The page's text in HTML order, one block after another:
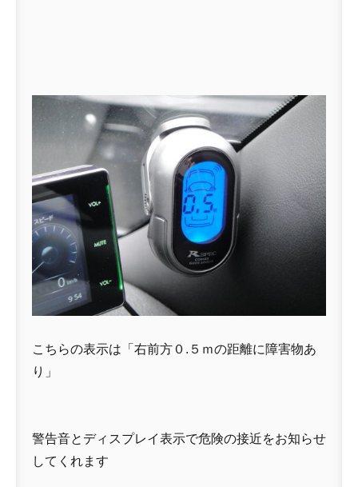
こちらの表示は「右前方０.５ｍの距離に障害物あ
り」
警告音とディスプレイ表示で危険の接近をお知らせ
してくれます